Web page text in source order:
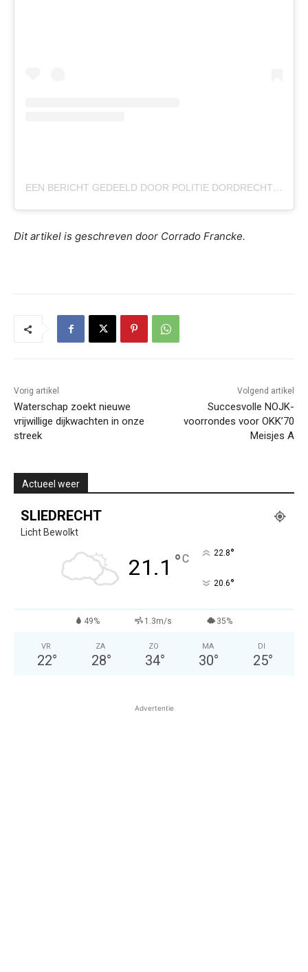
EEN BERICHT GEDEELD DOOR POLITIE DORDRECHT (@POL_DORDRECHT)
Dit artikel is geschreven door Corrado Francke.
Vorig artikel
Waterschap zoekt nieuwe
vrijwillige dijkwachten in onze
streek
Volgend artikel
Succesvolle NOJK-
voorrondes voor OKK’70
Meisjes A
Actueel weer
SLIEDRECHT
Licht Bewolkt
21.1 °C 22.8°
20.6°
49% 1.3m/s 35%
VR
22°
ZA
28°
ZO
34°
MA
30°
DI
25°
Advertentie